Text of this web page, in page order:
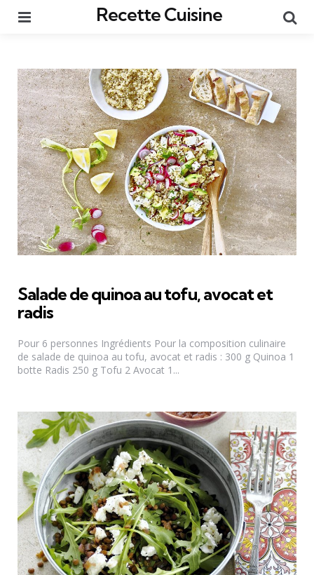
Recette Cuisine
Salade de quinoa au tofu, avocat et
radis
Pour 6 personnes Ingrédients Pour la composition culinaire
de salade de quinoa au tofu, avocat et radis : 300 g Quinoa 1
botte Radis 250 g Tofu 2 Avocat 1...